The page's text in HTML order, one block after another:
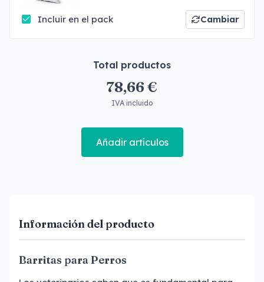
Incluir en el pack Cambiar
Total productos
78,66 €
IVA incluido
Añadir artículos
Información del producto
Barritas para Perros